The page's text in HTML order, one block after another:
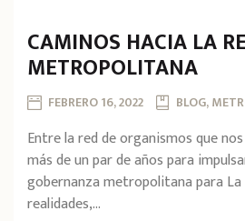
CAMINOS HACIA LA
METROPOLITANA
FEBRERO 16, 2022 BLOG,
Entre la red de organismos que
más de un par de años para
gobernanza metropolitana para
realidades,...